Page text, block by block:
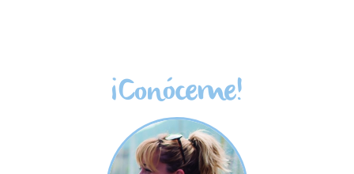
¡Conóceme!